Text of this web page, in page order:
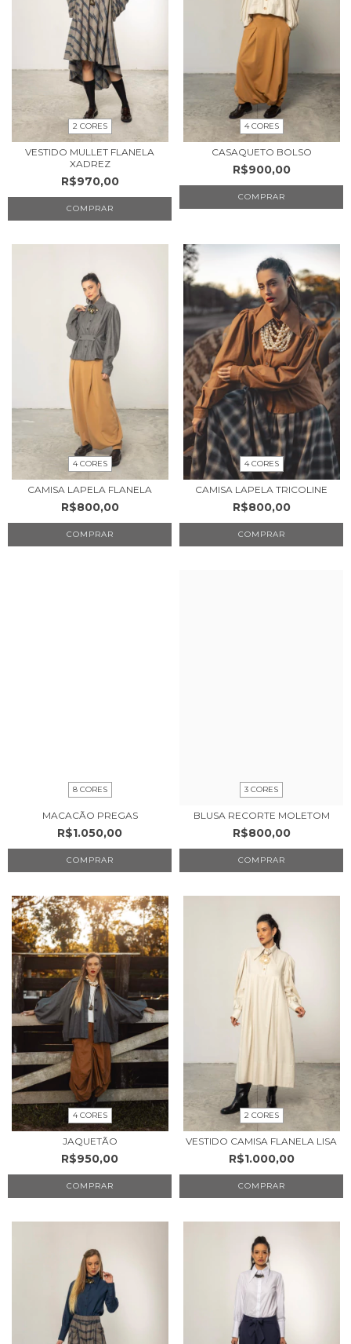
2 CORES
VESTIDO MULLET FLANELA
XADREZ
R$970,00
COMPRAR
4 CORES
CASAQUETO BOLSO
R$900,00
COMPRAR
4 CORES
CAMISA LAPELA FLANELA
R$800,00
COMPRAR
4 CORES
CAMISA LAPELA TRICOLINE
R$800,00
COMPRAR
8 CORES
MACACÃO PREGAS
R$1.050,00
COMPRAR
3 CORES
BLUSA RECORTE MOLETOM
R$800,00
COMPRAR
4 CORES
JAQUETÃO
R$950,00
COMPRAR
2 CORES
VESTIDO CAMISA FLANELA LISA
R$1.000,00
COMPRAR